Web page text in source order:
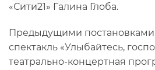
«Сити21» Галина Глоба.
Предыдущими постановками
спектакль «Улыбайтесь,
театрально-концертная